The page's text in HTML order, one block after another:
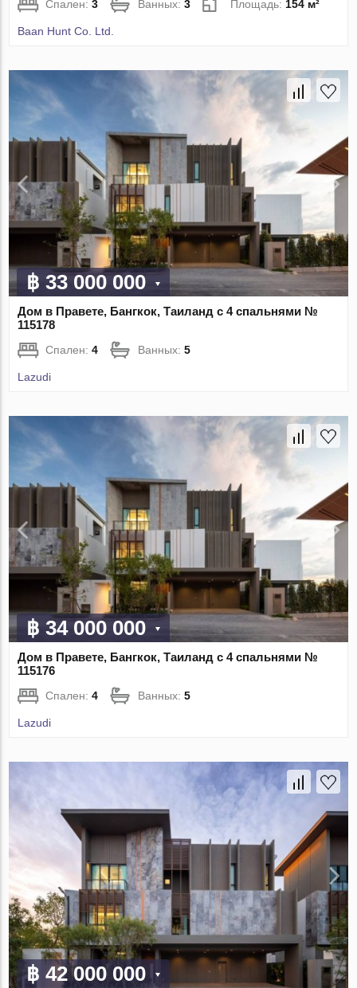
Спален:3 Ванных:3 Площадь:154 м²
Baan Hunt Co. Ltd.
฿ 33 000 000
Дом в Правете, Бангкок, Таиланд с 4 спальнями №
115178
Спален:4 Ванных:5
Lazudi
฿ 34 000 000
Дом в Правете, Бангкок, Таиланд с 4 спальнями №
115176
Спален:4 Ванных:5
Lazudi
฿ 42 000 000